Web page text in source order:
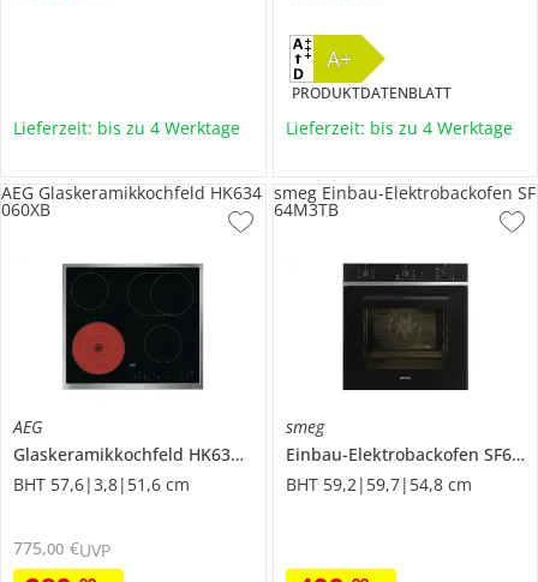
Lieferzeit: bis zu 4 Werktage
A+
PRODUKTDATENBLATT
Lieferzeit: bis zu 4 Werktage
AEG
Glaskeramikkochfeld HK634060XB
BHT 57,6|3,8|51,6 cm
775,00 €UVP
AEG Glaskeramikkochfeld HK634
060XB
smeg
Einbau-Elektrobackofen SF64M3TB
BHT 59,2|59,7|54,8 cm
smeg Einbau-Elektrobackofen SF
64M3TB